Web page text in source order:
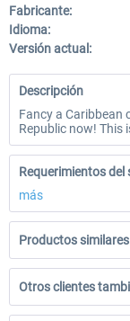
Fabricante:
Idioma:
Versión actual:
Descripción
Fancy a Caribbean
Republic now! This
Requerimientos del
más
Productos similares
Otros clientes